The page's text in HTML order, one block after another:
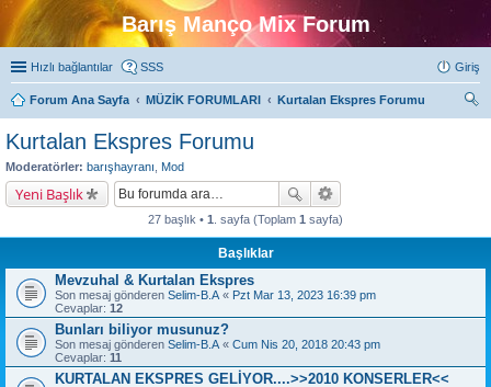
Barış Manço Mix Forum
Hızlı bağlantılar SSS Giriş
Forum Ana Sayfa MÜZİK FORUMLARI
Kurtalan Ekspres Forumu
Kurtalan Ekspres Forumu
Moderatörler: barışhayranı Mod
Yeni Başlık
27 başlık • 1 . sayfa (Toplam 1 sayfa)
Başlıklar
Mevzuhal & Kurtalan Ekspres
Son mesaj gönderen Selim-B.A « Pzt Mar 13, 2023 16:39 pm
Cevaplar: 12
Bunları biliyor musunuz?
Son mesaj gönderen Selim-B.A « Cum Nis 20, 2018 20:43 pm
Cevaplar: 11
KURTALAN EKSPRES GELİYOR....>>2010 KONSERLER<<